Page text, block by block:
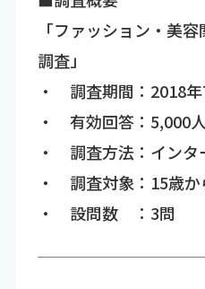
「ファッション・美
調査」
・ 調査期間：2018
・ 有効回答：5,000人
・ 調査方法：インタ
・ 調査対象：15歳か
・ 設問数 ：3問